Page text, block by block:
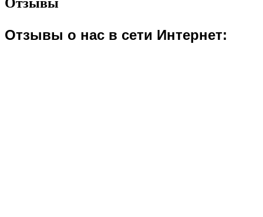
Отзывы о нас в сети Интернет​: